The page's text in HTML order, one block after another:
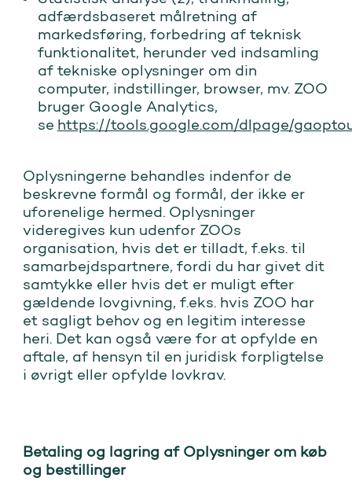
adfærdsbaseret målretning af
markedsføring, forbedring af teknisk
funktionalitet, herunder ved indsamling
af tekniske oplysninger om din
computer, indstillinger, browser, mv. ZOO
bruger Google Analytics,
se https://tools.google.com/dlpage/
Oplysningerne behandles indenfor de
beskrevne formål og formål, der ikke er
uforenelige hermed. Oplysninger
videregives kun udenfor ZOOs
organisation, hvis det er tilladt, f.eks. til
samarbejdspartnere, fordi du har givet dit
samtykke eller hvis det er muligt efter
gældende lovgivning, f.eks. hvis ZOO har
et sagligt behov og en legitim interesse
heri. Det kan også være for at opfylde en
aftale, af hensyn til en juridisk forpligtelse
i øvrigt eller opfylde lovkrav.
Betaling og lagring af Oplysninger om køb
og bestillinger